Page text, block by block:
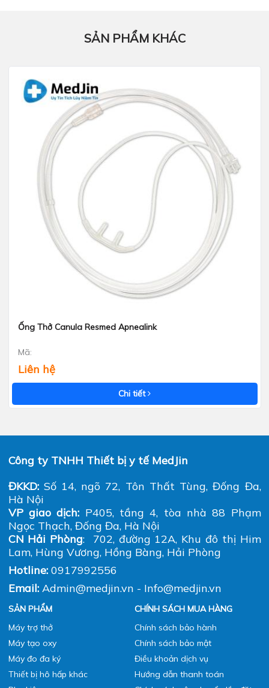
SẢN PHẨM KHÁC
Xem nhanh
Ống Thở Canula Resmed Apnealink
Mã:
Liên hệ
Chi tiết
Công ty TNHH Thiết bị y tế MedJin
ĐKKD: Số 14, ngõ 72, Tôn Thất Tùng, Đống Đa,
Hà Nội
VP giao dịch: P405, tầng 4, tòa nhà 88 Phạm
Ngọc Thạch, Đống Đa, Hà Nội
CN Hải Phòng: 702, đường 12A, Khu đô thị Him
Lam, Hùng Vương, Hồng Bàng, Hải Phòng
Hotline: 0917992556
Email: Admin@medjin.vn - Info@medjin.vn
SẢN PHẨM
Máy trợ thở
Máy tạo oxy
Máy đo đa ký
Thiết bị hô hấp khác
CHÍNH SÁCH MUA HÀNG
Chính sách bảo hành
Chính sách bảo mật
Điều khoản dịch vụ
Hướng dẫn thanh toán